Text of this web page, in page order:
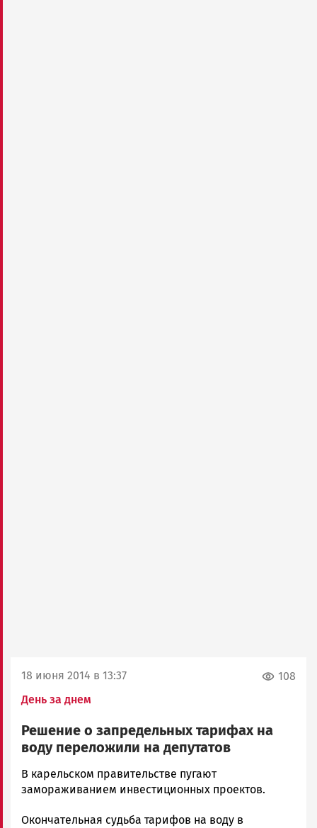
18 июня 2014 в 13:37
День за днем
108
Решение о запредельных тарифах на
воду переложили на депутатов
admintimur
Новости
и
В карельском правительстве пугают
замораживанием инвестиционных проектов.
Окончательная судьба тарифов на воду в